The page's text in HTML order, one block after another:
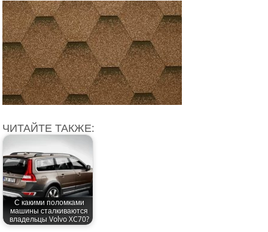
ЧИТАЙТЕ ТАКЖЕ:
С какими поломками
машины сталкиваются
владельцы Volvo XC70?